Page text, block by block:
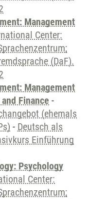
Management
Center:
(DaF).
Management
Finance -
(ehemals
- Deutsch als
Einführung
Psychology
Center: